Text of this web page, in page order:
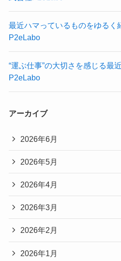
最近ハマっているものをゆる
P2eLabo
“運ぶ仕事”の大切さを感じる
P2eLabo
アーカイブ
2026年6月
2026年5月
2026年4月
2026年3月
2026年2月
2026年1月